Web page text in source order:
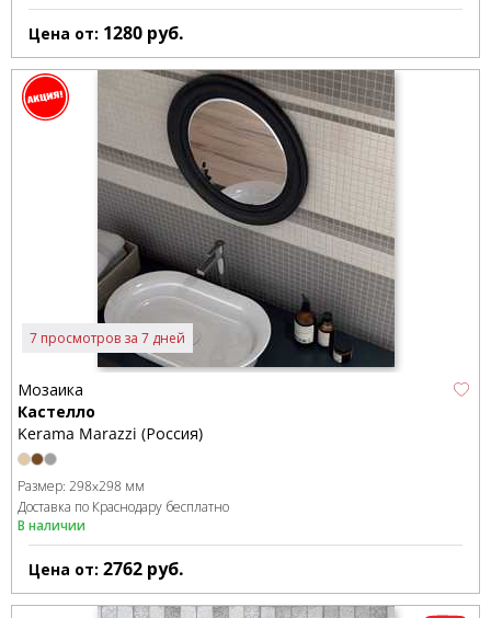
Цена от: 1280 руб.
7 просмотров за 7 дней
Мозаика
Кастелло
Kerama Marazzi (Россия)
Размер: 298x298 мм
Доставка по Краснодару бесплатно
В наличии
Цена от: 2762 руб.